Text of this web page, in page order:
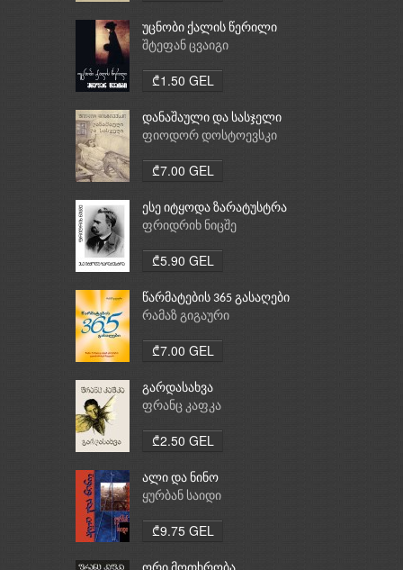
უცნობი ქალის წერილი
შტეფან ცვაიგი
₾1.50 GEL
დანაშაული და სასჯელი
ფიოდორ დოსტოევსკი
₾7.00 GEL
ესე იტყოდა ზარატუსტრა
ფრიდრიხ ნიცშე
₾5.90 GEL
წარმატების 365 გასაღები
რამაზ გიგაური
₾7.00 GEL
გარდასახვა
ფრანც კაფკა
₾2.50 GEL
ალი და ნინო
ყურბან საიდი
₾9.75 GEL